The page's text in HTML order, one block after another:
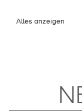
Alles anzeigen